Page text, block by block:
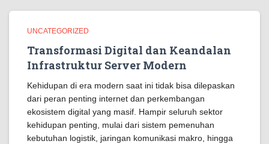
UNCATEGORIZED
Transformasi Digital dan Keandalan
Infrastruktur Server Modern
Kehidupan di era modern saat ini tidak bisa dilepaskan
dari peran penting internet dan perkembangan
ekosistem digital yang masif. Hampir seluruh sektor
kehidupan penting, mulai dari sistem pemenuhan
kebutuhan logistik, jaringan komunikasi makro, hingga